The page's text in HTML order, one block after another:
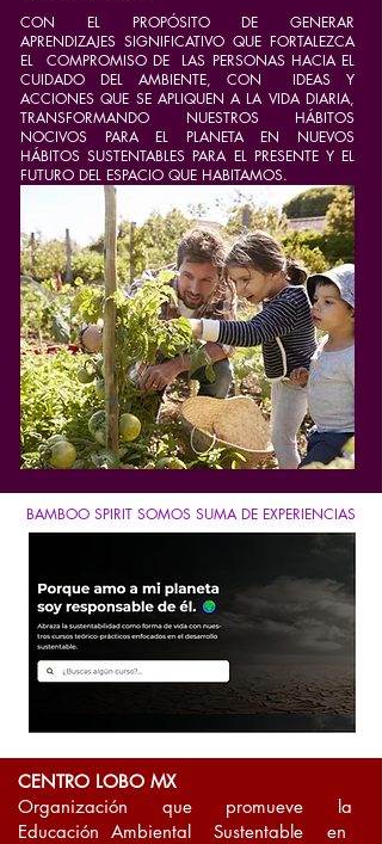
CON EL PROPÓSITO DE GENERAR
APRENDIZAJES SIGNIFICATIVO QUE FORTALEZCA
EL COMPROMISO DE LAS PERSONAS HACIA EL
CUIDADO DEL AMBIENTE, CON IDEAS Y
ACCIONES QUE SE APLIQUEN A LA VIDA DIARIA,
TRANSFORMANDO NUESTROS HÁBITOS
NOCIVOS PARA EL PLANETA EN NUEVOS
HÁBITOS SUSTENTABLES PARA EL PRESENTE Y EL
FUTURO DEL ESPACIO QUE HABITAMOS.
BAMBOO SPIRIT SOMOS SUMA DE EXPERIENCIAS
CENTRO LOBO MX
Organización que promueve la
Educación Ambiental Sustentable en